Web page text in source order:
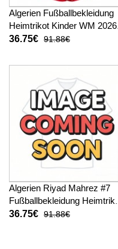
Algerien Fußballbekleidung
Heimtrikot Kinder WM 2026
Kurzarm (+ kurze hosen)
36.75€ 91.88€
Algerien Riyad Mahrez #7
Fußballbekleidung Heimtrikot
Kinder WM 2026 Kurzarm (+
36.75€ 91.88€